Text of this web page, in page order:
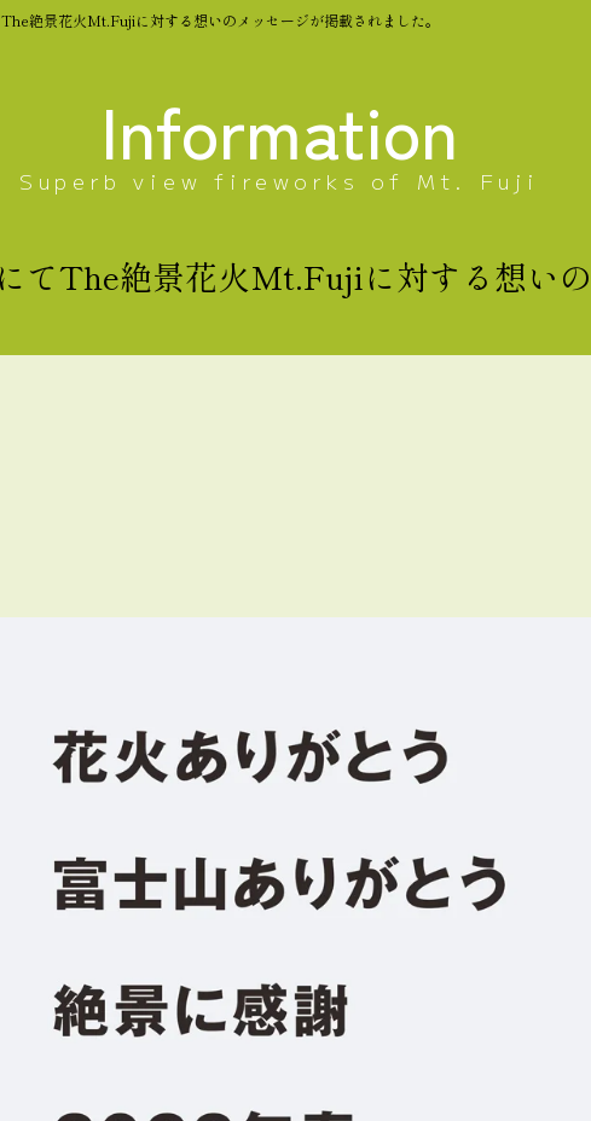
絶景花火Mt.Fujiに対する想いのメッセージが掲載されました。
Information
Superb view fireworks of Mt. Fuji
てThe絶景花火Mt.Fujiに対する想い